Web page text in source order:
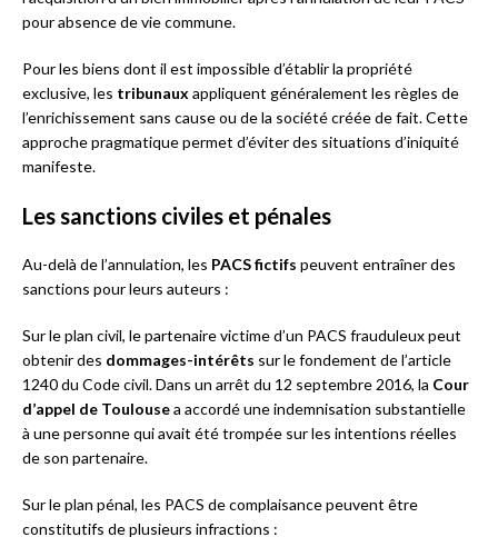
pour absence de vie commune.
Pour les biens dont il est impossible d’établir la propriété
exclusive, les tribunaux appliquent généralement les règles de
l’enrichissement sans cause ou de la société créée de fait. Cette
approche pragmatique permet d’éviter des situations d’iniquité
manifeste.
Les sanctions civiles et pénales
Au-delà de l’annulation, les PACS fictifs peuvent entraîner des
sanctions pour leurs auteurs :
Sur le plan civil, le partenaire victime d’un PACS frauduleux peut
obtenir des dommages-intérêts sur le fondement de l’article
1240 du Code civil. Dans un arrêt du 12 septembre 2016, la Cour
d’appel de Toulousea accordé une indemnisation substantielle
à une personne qui avait été trompée sur les intentions réelles
de son partenaire.
Sur le plan pénal, les PACS de complaisance peuvent être
constitutifs de plusieurs infractions :